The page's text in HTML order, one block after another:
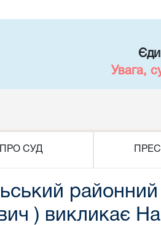
Увага,
ПРО СУД
) викликає